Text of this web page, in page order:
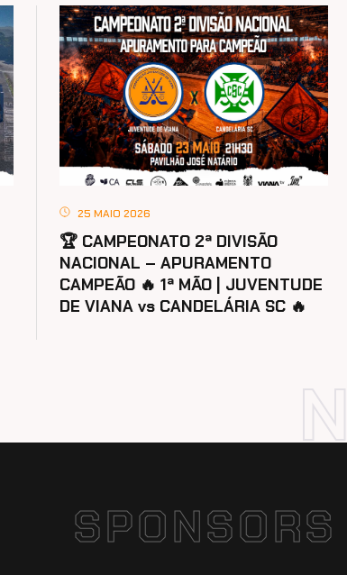
25 MAIO 2026
🏆 CAMPEONATO 2ª DIVISÃO
NACIONAL – APURAMENTO
CAMPEÃO 🔥 1ª MÃO | JUVENTUDE
DE VIANA vs CANDELÁRIA SC 🔥
SPONSORS